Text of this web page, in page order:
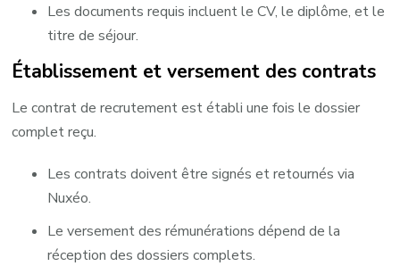
Les documents requis incluent le CV, le diplôme, et le
titre de séjour. ​
Établissement et versement des contrats
Le contrat de recrutement est établi une fois le dossier
complet reçu. ​
Les contrats doivent être signés et retournés via
Nuxéo.
Le versement des rémunérations dépend de la
réception des dossiers complets. ​